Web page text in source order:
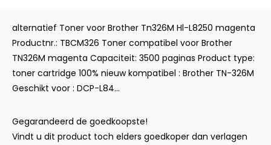
alternatief Toner voor Brother Tn326M Hl-L8250 magenta
Productnr.: TBCM326 Toner compatibel voor Brother
TN326M magenta Capaciteit: 3500 paginas Product type:
toner cartridge 100% nieuw kompatibel : Brother TN-326M
Geschikt voor : DCP-L84...
Gegarandeerd de goedkoopste!
Vindt u dit product toch elders goedkoper dan verlagen